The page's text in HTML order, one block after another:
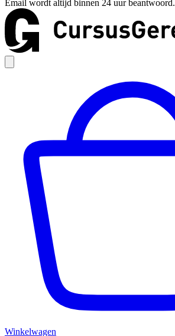
Email wordt altijd binnen 24 uur beantwoord.
Winkelwagen